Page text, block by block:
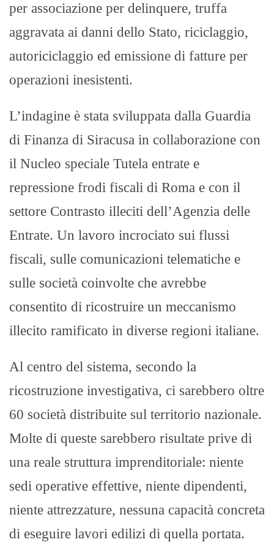
per associazione per delinquere, truffa
aggravata ai danni dello Stato, riciclaggio,
autoriciclaggio ed emissione di fatture per
operazioni inesistenti.
L’indagine è stata sviluppata dalla Guardia
di Finanza di Siracusa in collaborazione con
il Nucleo speciale Tutela entrate e
repressione frodi fiscali di Roma e con il
settore Contrasto illeciti dell’Agenzia delle
Entrate. Un lavoro incrociato sui flussi
fiscali, sulle comunicazioni telematiche e
sulle società coinvolte che avrebbe
consentito di ricostruire un meccanismo
illecito ramificato in diverse regioni italiane.
Al centro del sistema, secondo la
ricostruzione investigativa, ci sarebbero oltre
60 società distribuite sul territorio nazionale.
Molte di queste sarebbero risultate prive di
una reale struttura imprenditoriale: niente
sedi operative effettive, niente dipendenti,
niente attrezzature, nessuna capacità concreta
di eseguire lavori edilizi di quella portata.